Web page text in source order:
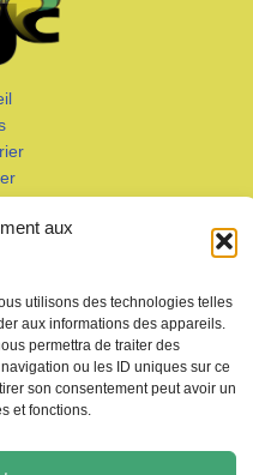
aux
utilisons des technologies telles
aux informations des appareils.
permettra de traiter des
ou les ID uniques sur ce
son consentement peut avoir un
et fonctions.
de Puivert